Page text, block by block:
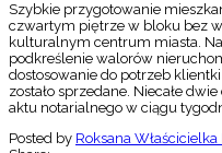
Szybkie przygotowanie
czwartym piętrze w bloku bez
kulturalnym centrum miasta.
podkreślenie walorów
dostosowanie do potrzeb
zostało sprzedane. Niecałe
aktu notarialnego w ciągu
Posted by Roksana